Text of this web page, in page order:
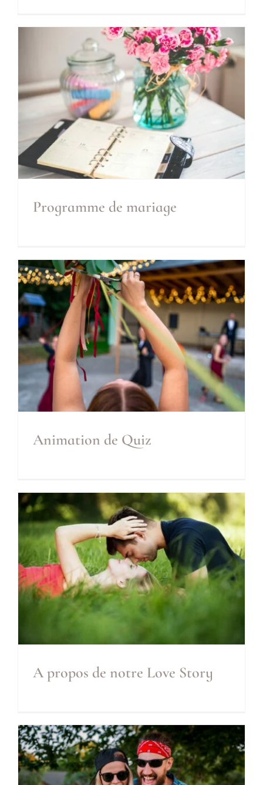
Compte à rebours
Inclus
Programme de mariage
Inclus
Programme de mariage
Animation de Quiz
Inclus
Animation de Quiz
Story
Inclus
A propos de notre Love Story